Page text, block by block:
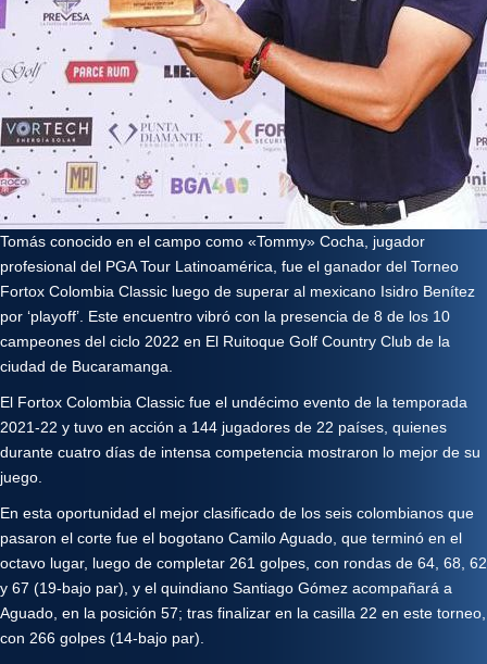
Tomás conocido en el campo como «Tommy» Cocha, jugador
profesional del PGA Tour Latinoamérica, fue el ganador del Torneo
Fortox Colombia Classic luego de superar al mexicano Isidro Benítez
por ‘playoff’. Este encuentro vibró con la presencia de 8 de los 10
campeones del ciclo 2022 en El Ruitoque Golf Country Club de la
ciudad de Bucaramanga.
El Fortox Colombia Classic fue el undécimo evento de la temporada
2021-22 y tuvo en acción a 144 jugadores de 22 países, quienes
durante cuatro días de intensa competencia mostraron lo mejor de su
juego.
En esta oportunidad el mejor clasificado de los seis colombianos que
pasaron el corte fue el bogotano Camilo Aguado, que terminó en el
octavo lugar, luego de completar 261 golpes, con rondas de 64, 68, 62
y 67 (19-bajo par), y el quindiano Santiago Gómez acompañará a
Aguado, en la posición 57; tras finalizar en la casilla 22 en este torneo,
con 266 golpes (14-bajo par).